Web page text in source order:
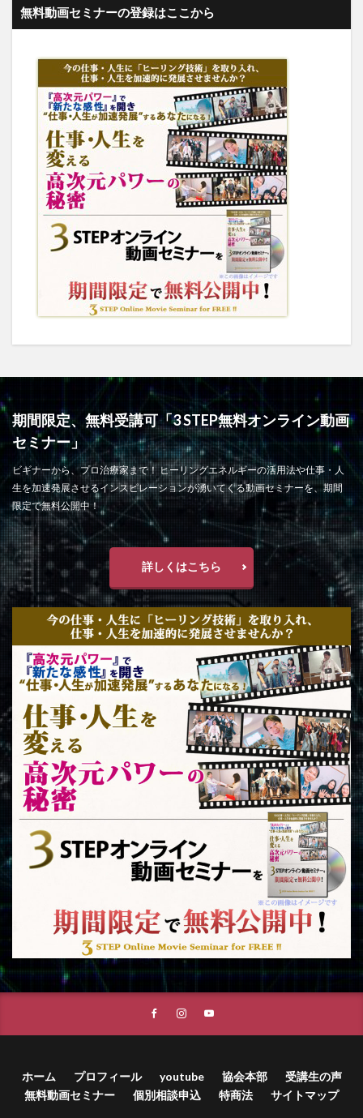
無料動画セミナーの登録はここから
期間限定、無料受講可「3 STEP無料オンライン動画
セミナー」
ビギナーから、プロ治療家まで！ ヒーリングエネルギーの活用法や仕事・人
生を加速発展させるインスピレーションが湧いてくる動画セミナーを、期間
限定で無料公開中！
詳しくはこちら
ホーム プロフィール youtube 協会本部
受講生の声
無料動画セミナー
個別相談申込 特商法 サイトマップ